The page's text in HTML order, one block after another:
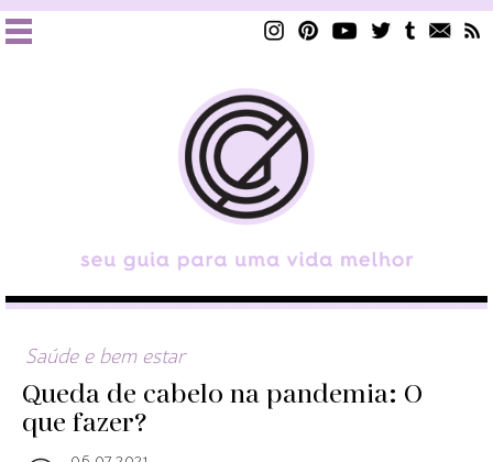
Saúde e bem estar
Queda de cabelo na pandemia: O
que fazer?